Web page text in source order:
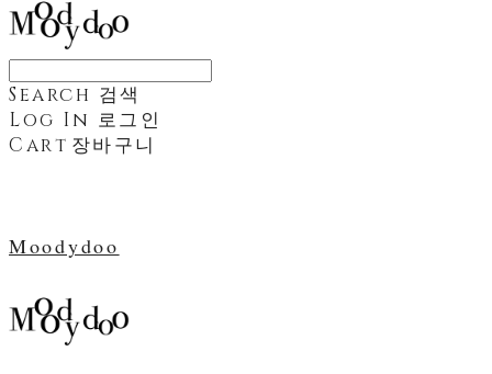
Search 검색
Log In 로그인
Cart 장바구니
Moodydoo